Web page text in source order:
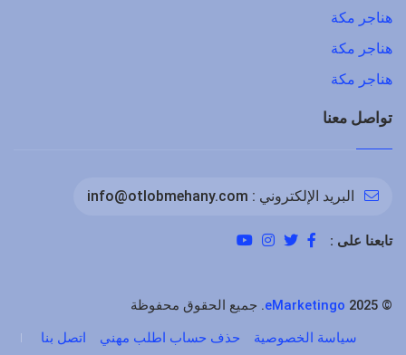
هناجر مكة
هناجر مكة
هناجر مكة
تواصل معنا
البريد الإلكتروني : info@otlobmehany.com
تابعنا على :
©
eMarketingo 2025. جميع الحقوق محفوظة
سياسة الخصوصية
حذف حساب اطلب مهني اتصل بنا